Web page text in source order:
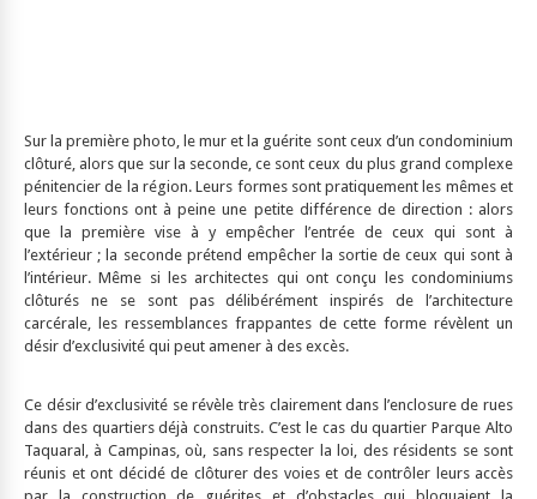
Sur la première photo, le mur et la guérite sont ceux d’un condominium
clôturé, alors que sur la seconde, ce sont ceux du plus grand complexe
pénitencier de la région. Leurs formes sont pratiquement les mêmes et
leurs fonctions ont à peine une petite différence de direction : alors
que la première vise à y empêcher l’entrée de ceux qui sont à
l’extérieur ; la seconde prétend empêcher la sortie de ceux qui sont à
l’intérieur. Même si les architectes qui ont conçu les condominiums
clôturés ne se sont pas délibérément inspirés de l’architecture
carcérale, les ressemblances frappantes de cette forme révèlent un
désir d’exclusivité qui peut amener à des excès.
Ce désir d’exclusivité se révèle très clairement dans l’enclosure de rues
dans des quartiers déjà construits. C’est le cas du quartier Parque Alto
Taquaral, à Campinas, où, sans respecter la loi, des résidents se sont
réunis et ont décidé de clôturer des voies et de contrôler leurs accès